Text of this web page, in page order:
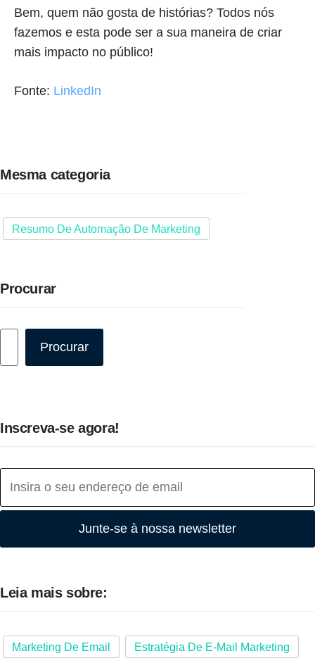
Bem, quem não gosta de histórias? Todos nós
fazemos e esta pode ser a sua maneira de criar
mais impacto no público!
Fonte: LinkedIn
Mesma categoria
Resumo De Automação De Marketing
Procurar
Procurar
Inscreva-se agora!
Junte-se à nossa newsletter
Leia mais sobre:
Marketing De Email Estratégia De E-Mail Marketing